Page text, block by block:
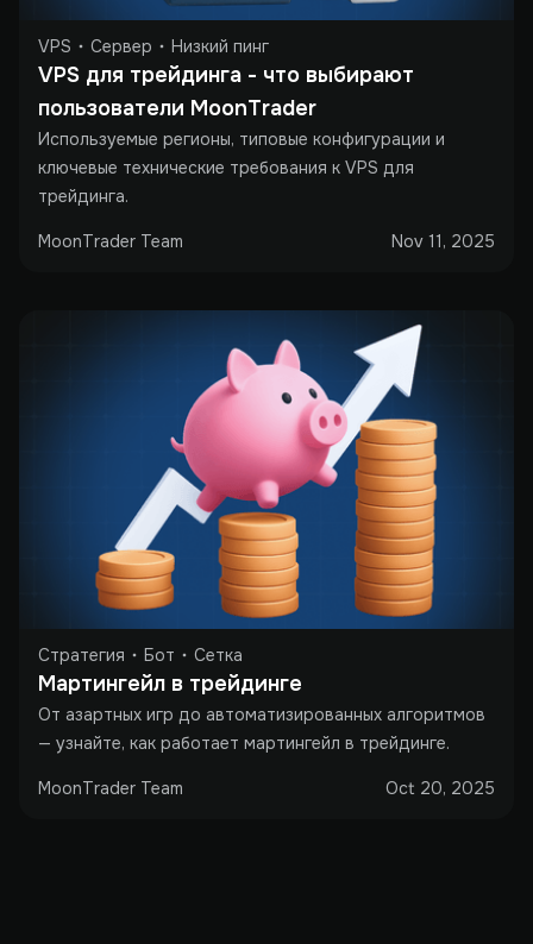
VPS Сервер Низкий пинг
VPS для трейдинга - что выбирают
пользователи MoonTrader
Используемые регионы, типовые конфигурации и
ключевые технические требования к VPS для
трейдинга.
MoonTrader Team Nov 11, 2025
Стратегия Бот Сетка
Мартингейл в трейдинге
От азартных игр до автоматизированных алгоритмов
— узнайте, как работает мартингейл в трейдинге.
MoonTrader Team Oct 20, 2025